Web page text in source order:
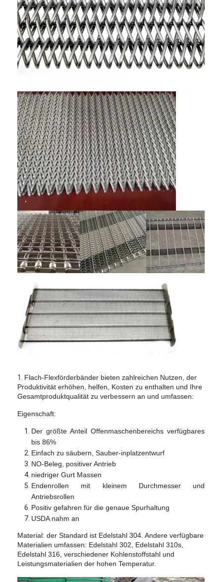
Startseite
Produkte
Qualitätskontrolle
Kontakt
Nachrichten
Alle Fälle
Edelstahlmaschengurt
Spiraldrahtgeflecht
Hochtemperatur-Maschendraht
Nahrung Mesh Belt
1. Flach-Flexförderbänder bieten zahlreichen Nutzen, der
Produktivität erhöhen, helfen, Kosten zu enthalten und Ihre
Gesamtproduktqualität zu verbessern an und umfassen:
Eigenschaft:
Der größte Anteil Offenmaschenbereichs verfügbares
bis 86%
Einfach zu säubern, Sauber-inplatzentwurf
NO-Beleg, positiver Antrieb
niedriger Gurt Massen
Endenrollen mit kleinem Durchmesser und
Antriebsrollen
Positiv gefahren für die genaue Spurhaltung
USDA nahm an
Material: der Standard ist Edelstahl 304. Andere verfügbare
Materialien umfassen: Edelstahl 302 , Edelstahl 310s,
Edelstahl 316, verschiedener Kohlenstoffstahl und
Leistungsmaterialien der hohen Temperatur.